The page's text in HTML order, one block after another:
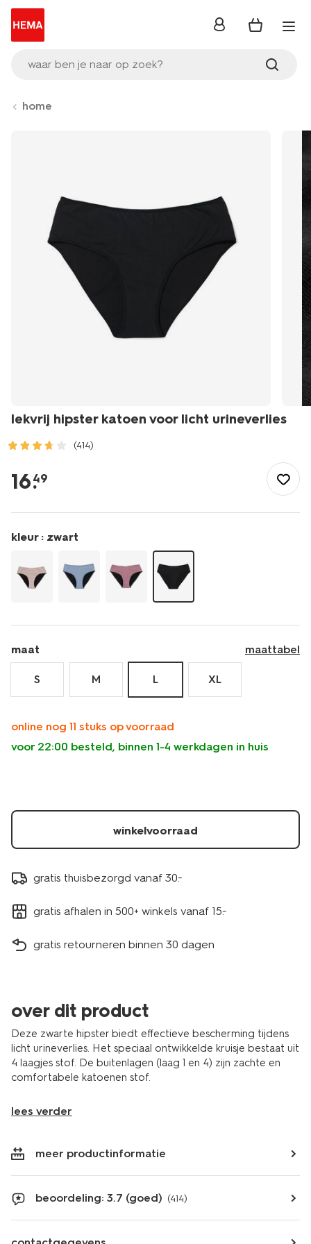
waar ben je naar op zoek?
inloggen
home
lekvrij hipster katoen voor licht urineverlies
(414)
hipster-
katoen-
licht-
urineverlies-
19620707.html
16.
49
kleur : zwart
maat maattabel
S M L XL
online nog 11 stuks op voorraad
voor 22:00 besteld, binnen 1-4 werkdagen in huis
winkelvoorraad
gratis thuisbezorgd vanaf 30.-
gratis afhalen in 500+ winkels vanaf 15.-
gratis retourneren binnen 30 dagen
over dit product
Deze zwarte hipster biedt effectieve bescherming tijdens
licht urineverlies. Het speciaal ontwikkelde kruisje bestaat uit
4 laagjes stof. De buitenlagen (laag 1 en 4) zijn zachte en
comfortabele katoenen stof.
lees verder
meer productinformatie
beoordeling: 3.7 (goed) (414)